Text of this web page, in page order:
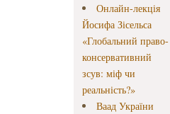
Онлайн-лекція
Йосифа Зісельса
«Глобальний право-
консервативний
зсув: міф чи
реальність?»
Ваад України